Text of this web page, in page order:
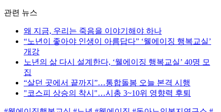
관련 뉴스
왜 지금, 우리는 죽음을 이야기해야 하나
“노년이 좋아야 인생이 아름답다” ‘웰에이징 행복교실’
개강
노년의 삶 다시 설계한다, ‘웰에이징 행복교실’ 40명 모
집
“살던 곳에서 끝까지”…통합돌봄 오늘 본격 시행
"코스피 상승의 착시"…시총 3~10위 영향력 후퇴